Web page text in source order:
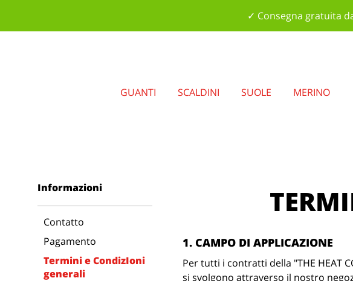
✓ Consegna gratuita
GUANTI SCALDINI SUOLE MERINO
Informazioni
Contatto
Pagamento
Termini e CondizIoni
generali
1. CAMPO DI APPLICAZIONE
Per tutti i contratti della "THE HEAT
si svolgono attraverso il nostro